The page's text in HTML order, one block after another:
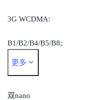
3G WCDMA:
B1/B2/B4/B5/B8;
4G TD-LTE:
B34/B38/B39/B40/B41/
更多
双nano